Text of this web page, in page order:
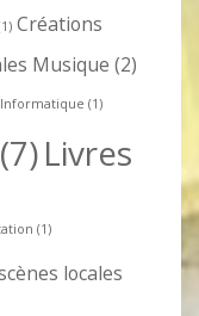
Créations
Musique (2)
Informatique (1)
(7)Livres
(1)
locales